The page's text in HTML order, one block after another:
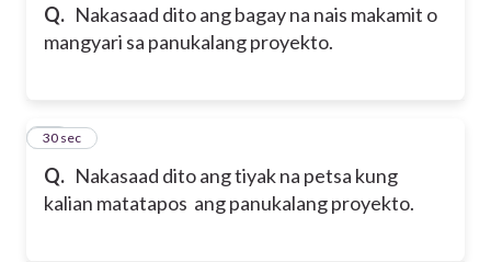
Q. Nakasaad dito ang bagay na nais makamit o
mangyari sa panukalang proyekto.
Q. Nakasaad dito ang tiyak na petsa kung
kalian matatapos ang panukalang proyekto.
27
30 sec